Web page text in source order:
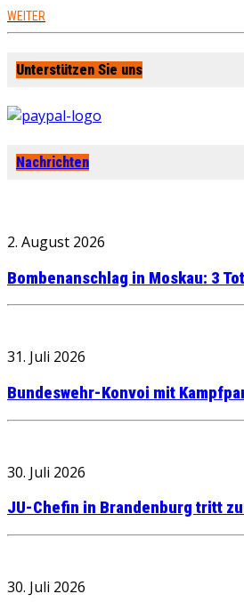
WEITER
Unterstützen Sie uns
Nachrichten
2. August 2026
Bombenanschlag in Moskau: 3
31. Juli 2026
Bundeswehr-Konvoi mit
30. Juli 2026
JU-Chefin in Brandenburg tritt
30. Juli 2026